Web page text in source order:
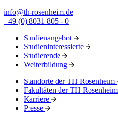
info@th-rosenheim.de
+49 (0) 8031 805 - 0
Studienangebot
Studieninteressierte
Studierende
Weiterbildung
Standorte der TH Rosenheim
Fakultäten der TH Rosenheim
Karriere
Presse